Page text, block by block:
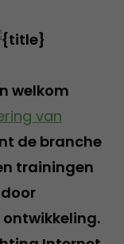
welkom
van
de branche
trainingen